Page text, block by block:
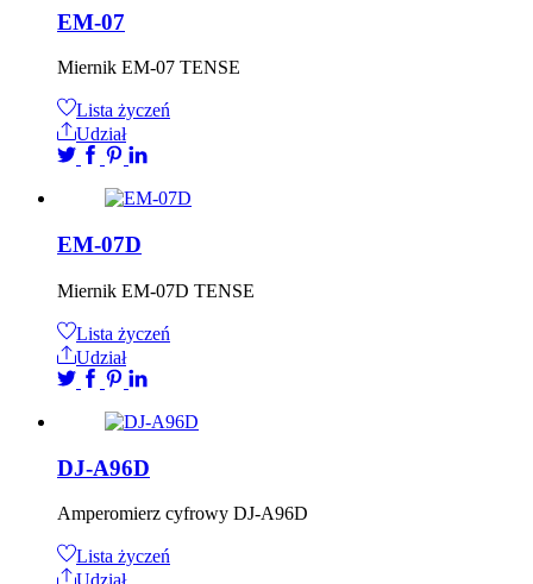
EM-07
Miernik EM-07 TENSE
Lista życzeń
Udział
EM-07D
Miernik EM-07D TENSE
Lista życzeń
Udział
DJ-A96D
Amperomierz cyfrowy DJ-A96D
Lista życzeń